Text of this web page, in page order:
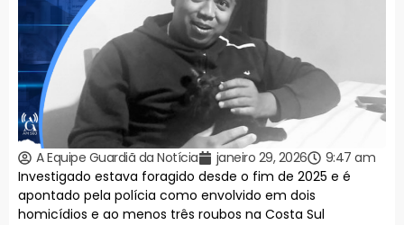
A Equipe Guardiã da Notícia janeiro 29, 2026
9:47 am
Investigado estava foragido desde o fim de 2025 e é
apontado pela polícia como envolvido em dois
homicídios e ao menos três roubos na Costa Sul